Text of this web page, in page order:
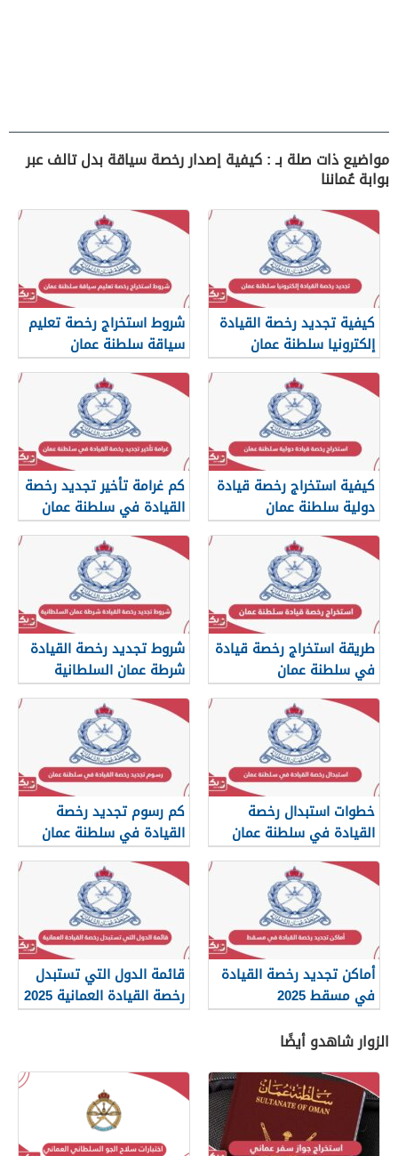
مواضيع ذات صلة بـ : كيفية إصدار رخصة سياقة بدل تالف عبر
بوابة عُماننا
كيفية تجديد رخصة القيادة
إلكترونيا سلطنة عمان
شروط استخراج رخصة تعليم
سياقة سلطنة عمان
كيفية استخراج رخصة قيادة
دولية سلطنة عمان
كم غرامة تأخير تجديد رخصة
القيادة في سلطنة عمان
طريقة استخراج رخصة قيادة
في سلطنة عمان
شروط تجديد رخصة القيادة
شرطة عمان السلطانية
خطوات استبدال رخصة
القيادة في سلطنة عمان
كم رسوم تجديد رخصة
القيادة في سلطنة عمان
أماكن تجديد رخصة القيادة
في مسقط 2025
قائمة الدول التي تستبدل
رخصة القيادة العمانية 2025
الزوار شاهدو أيضًا